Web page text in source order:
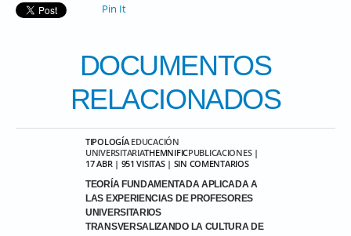
Pin It
DOCUMENTOS
RELACIONADOS
TIPOLOGÍA EDUCACIÓN
UNIVERSITARIATHEMNIFICPUBLICACIONES|
17 ABR | 951 VISITAS | SIN COMENTARIOS
TEORÍA FUNDAMENTADA APLICADA A
LAS EXPERIENCIAS DE PROFESORES
UNIVERSITARIOS
TRANSVERSALIZANDO LA CULTURA DE